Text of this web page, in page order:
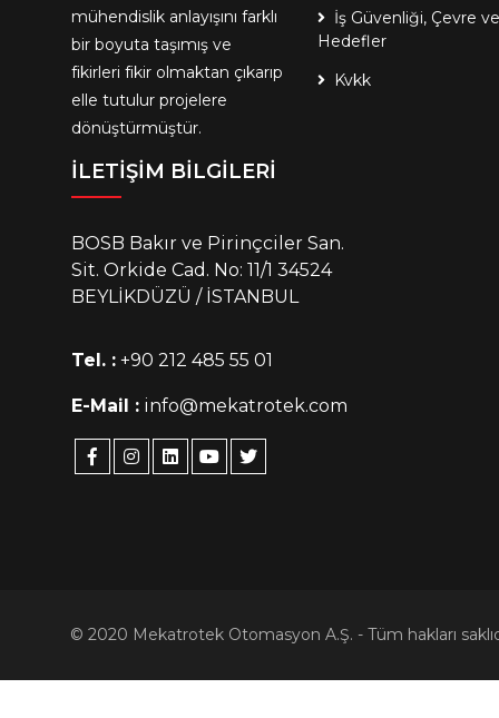
mühendislik anlayışını farklı
bir boyuta taşımış ve
fikirleri fikir olmaktan çıkarıp
elle tutulur projelere
dönüştürmüştür.
İş Güvenliği, Çevre ve
Hedefler
Kvkk
İLETİŞİM BİLGİLERİ
BOSB Bakır ve Pirinçciler San.
Sit. Orkide Cad. No: 11/1 34524
BEYLİKDÜZÜ / İSTANBUL
Tel. : +90 212 485 55 01
E-Mail : info@mekatrotek.com
© 2020 Mekatrotek Otomasyon A.Ş. - Tüm hakları